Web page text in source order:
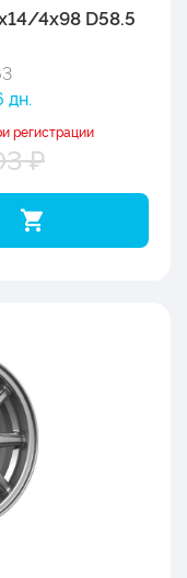
4x98 D58.5
дн.
регистрации
₽